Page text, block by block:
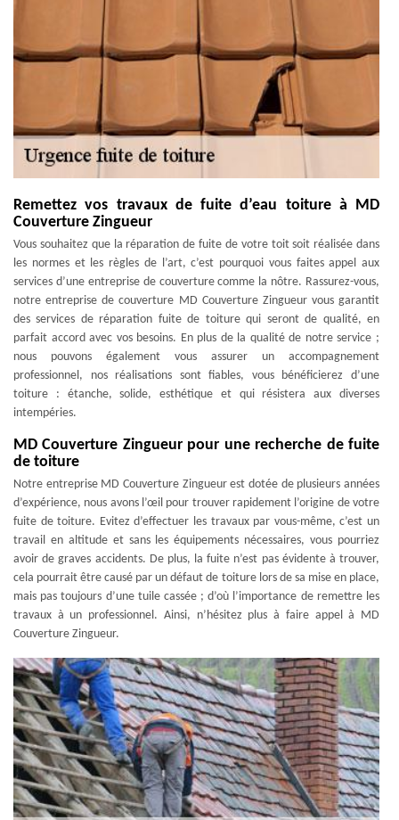
Remettez vos travaux de fuite d’eau toiture à MD
Couverture Zingueur
Vous souhaitez que la réparation de fuite de votre toit soit réalisée dans
les normes et les règles de l’art, c’est pourquoi vous faites appel aux
services d’une entreprise de couverture comme la nôtre. Rassurez-vous,
notre entreprise de couverture MD Couverture Zingueur vous garantit
des services de réparation fuite de toiture qui seront de qualité, en
parfait accord avec vos besoins. En plus de la qualité de notre service ;
nous pouvons également vous assurer un accompagnement
professionnel, nos réalisations sont fiables, vous bénéficierez d’une
toiture : étanche, solide, esthétique et qui résistera aux diverses
intempéries.
MD Couverture Zingueur pour une recherche de fuite
de toiture
Notre entreprise MD Couverture Zingueur est dotée de plusieurs années
d’expérience, nous avons l’œil pour trouver rapidement l’origine de votre
fuite de toiture. Evitez d’effectuer les travaux par vous-même, c’est un
travail en altitude et sans les équipements nécessaires, vous pourriez
avoir de graves accidents. De plus, la fuite n’est pas évidente à trouver,
cela pourrait être causé par un défaut de toiture lors de sa mise en place,
mais pas toujours d’une tuile cassée ; d’où l’importance de remettre les
travaux à un professionnel. Ainsi, n’hésitez plus à faire appel à MD
Couverture Zingueur.